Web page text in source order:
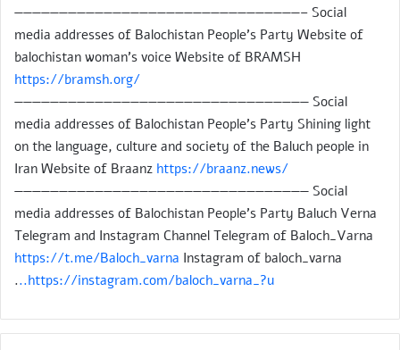
————————————————————————————————– Social
media addresses of Balochistan People’s Party Website of
balochistan woman’s voice Website of BRAMSH
https://bramsh.org/
————————————————————————————————— Social
media addresses of Balochistan People’s Party Shining light
on the language, culture and society of the Baluch people in
Iran Website of Braanz https://braanz.news/
————————————————————————————————— Social
media addresses of Balochistan People’s Party Baluch Verna
Telegram and Instagram Channel Telegram of Baloch_Varna
https://t.me/Baloch_varna Instagram of baloch_varna
https://instagram.com/baloch_varna_?u..
.